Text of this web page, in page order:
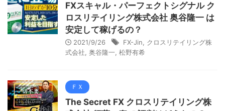
FXスキャル・パーフェクトシグナル ク
ロスリテイリング株式会社 奥谷隆一 は
安定して稼げるの？
2021/9/26 FX-Jin
クロスリテイリング株
式会社 奥谷隆一 松野有希
ＦＸ
The Secret FX クロスリテイリング株